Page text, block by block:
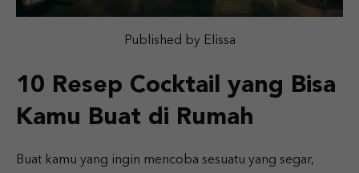
Published by Elissa
10 Resep Cocktail yang Bisa
Kamu Buat di Rumah
Buat kamu yang ingin mencoba sesuatu yang segar,